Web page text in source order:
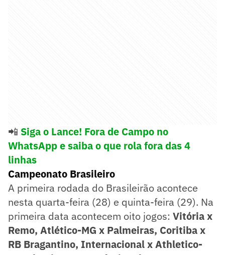
📲 Siga o Lance! Fora de Campo no
WhatsApp e saiba o que rola fora das 4
linhas
Campeonato Brasileiro
A primeira rodada do Brasileirão acontece
nesta quarta-feira (28) e quinta-feira (29). Na
primeira data acontecem oito jogos: Vitória x
Remo, Atlético-MG x Palmeiras, Coritiba x
RB Bragantino, Internacional x Athletico-